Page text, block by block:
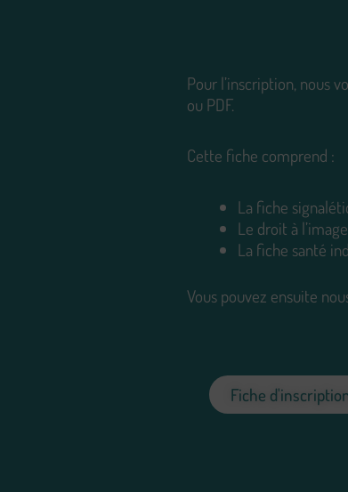
Pour l’inscription, nous
ou PDF.
Cette fiche comprend :
La fiche
Le droit à l’image
La fiche santé
Vous pouvez ensuite
Fiche